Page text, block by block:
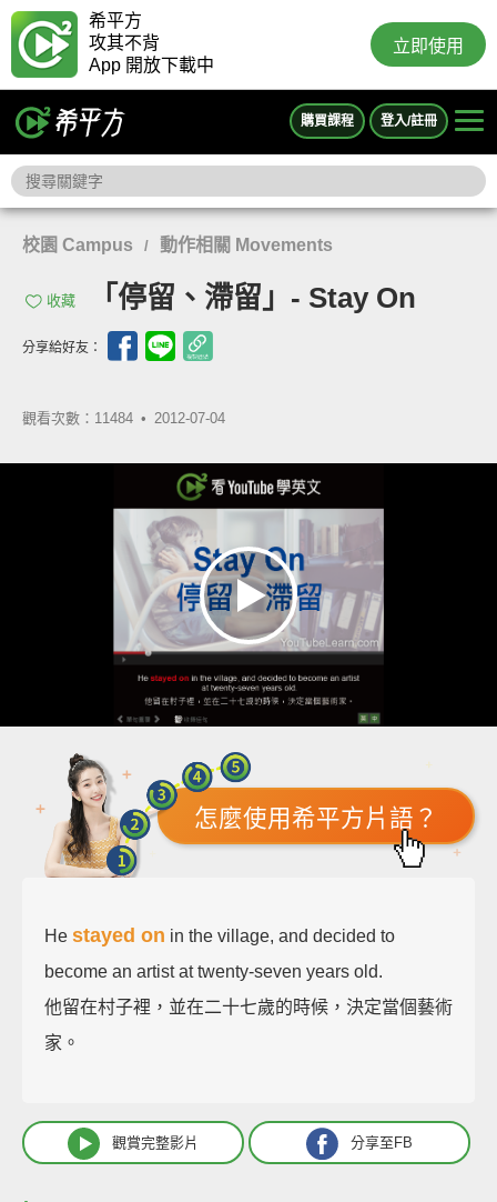
希平方
攻其不背
App 開放下載中
立即使用
購買課程 登入/註冊
校園 Campus / 動作相關 Movements
收藏 「停留、滯留」- Stay On
分享給好友：
觀看次數：11484 • 2012-07-04
怎麼使用希平方片語？
He stayed on in the village, and decided to
become an artist at twenty-seven years old.
他留在村子裡，並在二十七歲的時候，決定當個藝術
家。
觀賞完整影片 分享至FB